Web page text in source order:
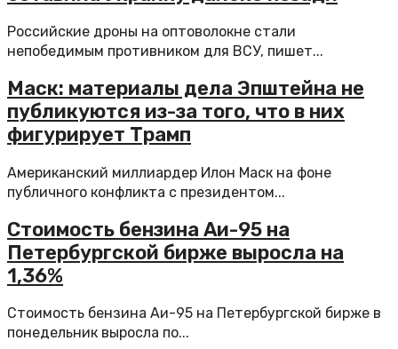
Российские дроны на оптоволокне стали
непобедимым противником для ВСУ, пишет...
Маск: материалы дела Эпштейна не
публикуются из-за того, что в них
фигурирует Трамп
Американский миллиардер Илон Маск на фоне
публичного конфликта с президентом...
Стоимость бензина Аи-95 на
Петербургской бирже выросла на
1,36%
Стоимость бензина Аи-95 на Петербургской бирже в
понедельник выросла по...